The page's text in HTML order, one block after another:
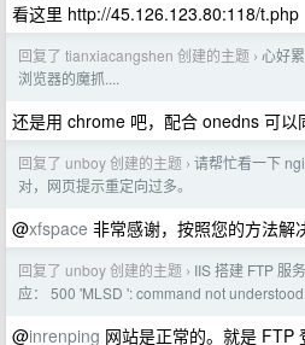
看这里 http://45.126.123.80:118/t.php
回复了 tianxiacangshen 创建的主题 › 心好
浏览器的魔抓....
还是用 chrome 吧，配合 onedns 可以
回复了 unboy 创建的主题 › 请帮忙看一下
对，网页提示重定向过多。
@xfspace 非常感谢，按照您的方法解
回复了 unboy 创建的主题 › IIS 搭建 FTP 服
应： 500 'MLSD ': command not
@inrenping 网站是正常的。就是 FTP